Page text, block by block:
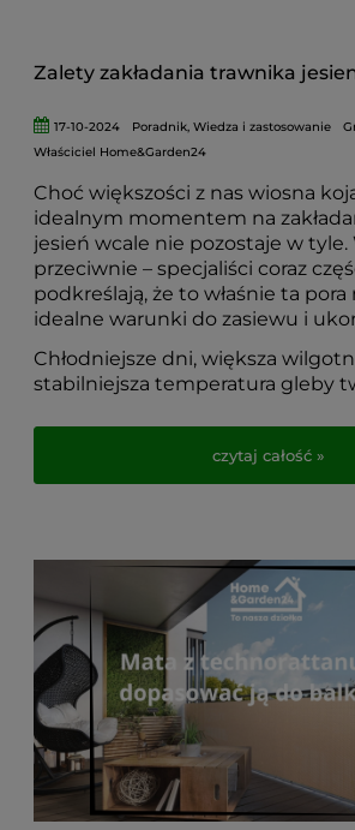
Zalety zakładania trawnika
17-10-2024 Poradnik,Wiedza i zastosowanie
Właściciel Home&Garden24
Choć większości z nas wiosna
idealnym momentem na
jesień wcale nie pozostaje w tyle.
przeciwnie – specjaliści coraz
podkreślają, że to właśnie ta
idealne warunki do zasiewu i
Chłodniejsze dni, większa
stabilniejsza temperatura gleby
Dlatego, jeśli marzysz o gęstym i
trawniku na przyszły sezon,
właśnie teraz. W tym wpisie
przygotować!
czytaj całość »